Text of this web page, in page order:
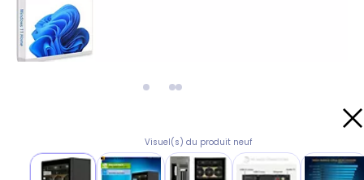
Visuel(s) du produit neuf